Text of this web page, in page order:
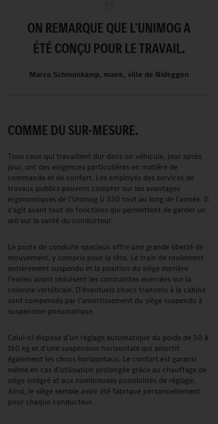
ON REMARQUE QUE L’UNIMOG A
ÉTÉ CONÇU POUR LE TRAVAIL.
Marco Schmunkamp, maire, ville de Nideggen
COMME DU SUR-MESURE.
Tous ceux qui travaillent dur dans un véhicule, jour après
jour, ont des exigences particulières en matière de
commande et de confort. Les employés des services de
travaux publics peuvent compter sur les avantages
ergonomiques de l’Unimog U 530 tout au long de l’année. Il
s’agit avant tout de fonctions qui permettent de garder un
œil sur la santé du conducteur.
Le poste de conduite spacieux offre une grande liberté de
mouvement, y compris pour la tête. Le train de roulement
entièrement suspendu et la position du siège derrière
l’essieu avant réduisent les contraintes exercées sur la
colonne vertébrale. D’éventuels chocs transmis à la cabine
sont compensés par l’amortissement du siège suspendu à
suspension pneumatique.
Celui-ci dispose d’un réglage automatique du poids de 50 à
150 kg et d’une suspension horizontale qui amortit
également les chocs horizontaux. Le confort est garanti
même en cas d’utilisation prolongée grâce au chauffage de
siège intégré et aux nombreuses possibilités de réglage.
Ainsi, le siège semble avoir été fabriqué personnellement
pour chaque conducteur.